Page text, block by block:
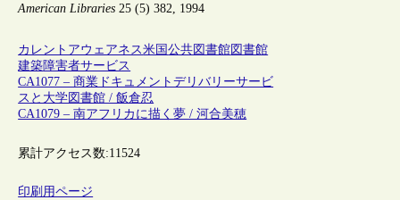
American Libraries 25 (5) 382, 1994
カレントアウェアネス米国公共図書館図書館
建築障害者サービス
CA1077 – 商業ドキュメントデリバリーサービ
スと大学図書館 / 飯倉忍
CA1079 – 南アフリカに描く夢 / 河合美穂
累計アクセス数:11524
印刷用ページ